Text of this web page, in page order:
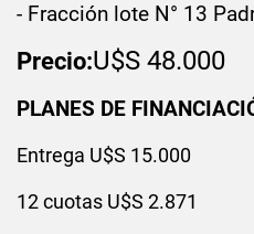
- Fracción lote N° 13
Precio:U$S 48.000
PLANES DE
Entrega U$S 15.000
12 cuotas U$S 2.871